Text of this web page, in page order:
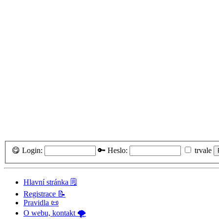
😋 Login: 🔑 Heslo: trvale
Hlavní stránka 🗒️
Registrace 📝
Pravidla 📜
O webu, kontakt 🌪️